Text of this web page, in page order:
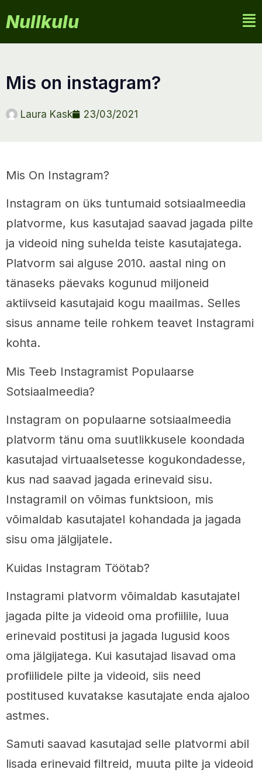
Nullkulu
mis on instagram?
Laura Kask 23/03/2021
Mis On Instagram?
Instagram on üks tuntumaid sotsiaalmeedia
platvorme, kus kasutajad saavad jagada pilte
ja videoid ning suhelda teiste kasutajatega.
Platvorm sai alguse 2010. aastal ning on
tänaseks päevaks kogunud miljoneid
aktiivseid kasutajaid kogu maailmas. Selles
sisus anname teile rohkem teavet Instagrami
kohta.
Mis Teeb Instagramist Populaarse
Sotsiaalmeedia?
Instagram on populaarne sotsiaalmeedia
platvorm tänu oma suutlikkusele koondada
kasutajad virtuaalsetesse kogukondadesse,
kus nad saavad jagada erinevaid sisu.
Instagramil on võimas funktsioon, mis
võimaldab kasutajatel kohandada ja jagada
sisu oma jälgijatele.
Kuidas Instagram Töötab?
Instagrami platvorm võimaldab kasutajatel
jagada pilte ja videoid oma profiilile, luua
erinevaid postitusi ja jagada lugusid koos
oma jälgijatega. Kui kasutajad lisavad oma
profiilidele pilte ja videoid, siis need
postitused kuvatakse kasutajate enda ajaloo
astmes.
Samuti saavad kasutajad selle platvormi abil
lisada erinevaid filtreid, muuta pilte ja videoid